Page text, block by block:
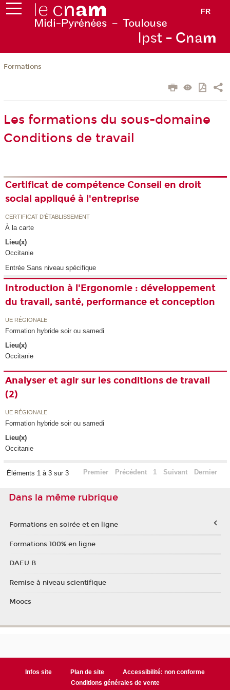
FR
Ipst - Cnam
Formations
Les formations du sous-domaine
Conditions de travail
Certificat de compétence Conseil en droit
social appliqué à l'entreprise
CERTIFICAT D'ÉTABLISSEMENT
À la carte
Lieu(x)
Occitanie
Entrée Sans niveau spécifique
Introduction à l'Ergonomie : développement
du travail, santé, performance et conception
UE RÉGIONALE
Formation hybride soir ou samedi
Lieu(x)
Occitanie
Analyser et agir sur les conditions de travail
(2)
UE RÉGIONALE
Formation hybride soir ou samedi
Lieu(x)
Occitanie
Éléments 1 à 3 sur 3 Premier Précédent 1 Suivant Dernier
Dans la même rubrique
Formations en soirée et en ligne
Formations 100% en ligne
DAEU B
Remise à niveau scientifique
Moocs
Infos site Plan de site
Accessibilité: non conforme
Conditions générales de vente